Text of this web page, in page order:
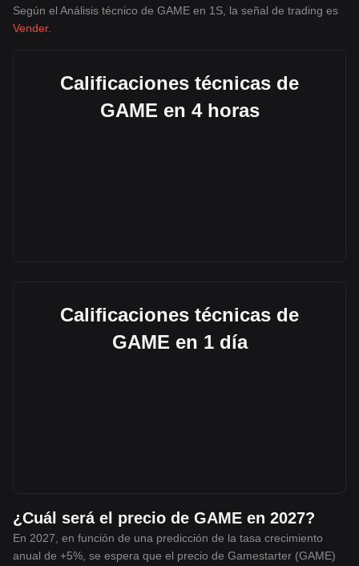
Según el Análisis técnico de GAME en 1S, la señal de trading es
Vender.
Calificaciones técnicas de
GAME en 4 horas
Calificaciones técnicas de
GAME en 1 día
¿Cuál será el precio de GAME en 2027?
En 2027, en función de una predicción de la tasa crecimiento
anual de +5%, se espera que el precio de Gamestarter (GAME)